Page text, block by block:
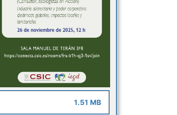
1.51 MB